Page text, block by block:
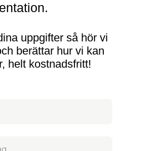
uppgifter så hör vi
berättar hur vi kan
helt kostnadsfritt!